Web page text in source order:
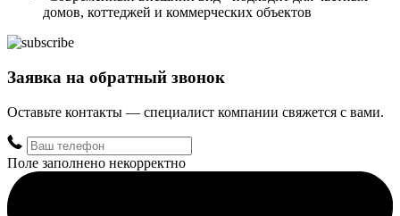
домов, коттеджей и коммерческих объектов
Заявка на обратный звонок
Оставьте контакты — специалист компании свяжется с вами.
Поле заполнено некорректно